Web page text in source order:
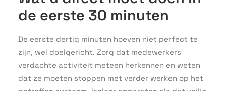
de eerste 30 minuten
De eerste dertig minuten hoeven niet perfect te
zijn, wel doelgericht. Zorg dat medewerkers
verdachte activiteit meteen herkennen en weten
dat ze moeten stoppen met verder werken op het